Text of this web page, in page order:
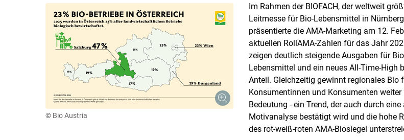
© Bio Austria
Im Rahmen der BIOFACH, der weltweit
Leitmesse für Bio-Lebensmittel in
präsentierte die AMA-Marketing am 12.
aktuellen RollAMA-Zahlen für das Jahr
zeigen deutlich steigende Ausgaben für
Lebensmittel und ein neues All-Time-High
Anteil. Gleichzeitig gewinnt regionales Bio
Konsumentinnen und Konsumenten weiter
Bedeutung - ein Trend, der auch durch eine
Motivanalyse bestätigt wird und die hohe
des rot-weiß-roten AMA-Biosiegel